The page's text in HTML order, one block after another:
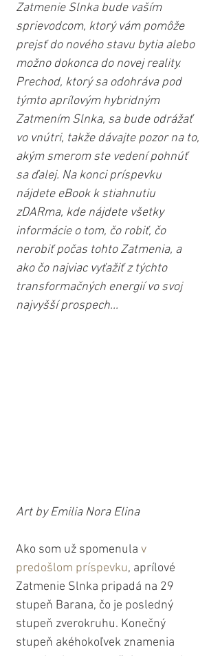
Zatmenie Slnka bude vaším
sprievodcom, ktorý vám pomôže
prejsť do nového stavu bytia alebo
možno dokonca do novej reality.
Prechod, ktorý sa odohráva pod
týmto aprílovým hybridným
Zatmením Slnka, sa bude odrážať
vo vnútri, takže dávajte pozor na to,
akým smerom ste vedení pohnúť
sa ďalej. Na konci príspevku
nájdete eBook k stiahnutiu
zDARma, kde nájdete všetky
informácie o tom, čo robiť, čo
nerobiť počas tohto Zatmenia, a
ako čo najviac vyťažiť z týchto
transformačných energií vo svoj
najvyšší prospech...
Art by Emilia Nora Elina
Ako som už spomenula v
predošlom príspevku, aprílové
Zatmenie Slnka pripadá na 29
stupeň Barana, čo je posledný
stupeň zverokruhu. Konečný
stupeň akéhokoľvek znamenia